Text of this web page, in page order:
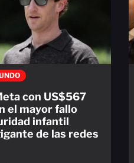
con US$567
el mayor fallo
infantil
de las redes